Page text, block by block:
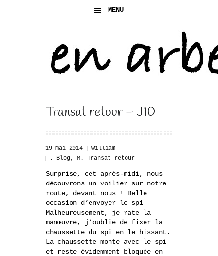
MENU
Transat retour – J10
19 mai 2014
william
. Blog, M. Transat retour
Surprise, cet après-midi, nous
découvrons un voilier sur notre
route, devant nous ! Belle
occasion d’envoyer le spi.
Malheureusement, je rate la
manœuvre, j’oublie de fixer la
chaussette du spi en le hissant.
La chaussette monte avec le spi
et reste évidemment bloquée en